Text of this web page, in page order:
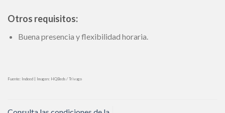
Otros requisitos:
Buena presencia y flexibilidad horaria.
Fuente: Indeed | Imagen: HQBeds / Trivago